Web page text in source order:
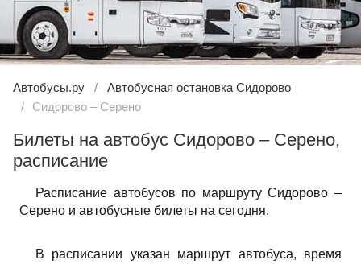
Автобусы.ру
Автобусная остановка Сидорово
Сидорово – Серено
Билеты на автобус Сидорово – Серено,
расписание
Расписание автобусов по маршруту Сидорово –
Серено и автобусные билеты на сегодня.
В расписании указан маршрут автобуса, время